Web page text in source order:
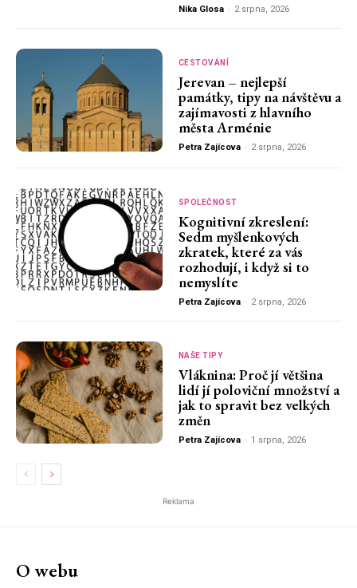
Nika Glosa - 2 srpna, 2026
CESTOVÁNÍ
Jerevan – nejlepší
památky, tipy na návštěvu a
zajímavosti z hlavního
města Arménie
Petra Zajícova - 2 srpna, 2026
SPOLEČNOST
Kognitivní zkreslení:
Sedm myšlenkových
zkratek, které za vás
rozhodují, i když si to
nemyslíte
Petra Zajícova - 2 srpna, 2026
NAŠE TIPY
Vláknina: Proč jí většina
lidí jí poloviční množství a
jak to spravit bez velkých
změn
Petra Zajícova - 1 srpna, 2026
Reklama
O webu